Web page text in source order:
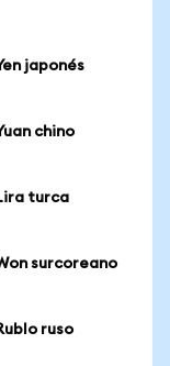
japonés
chino
turca
surcoreano
ruso